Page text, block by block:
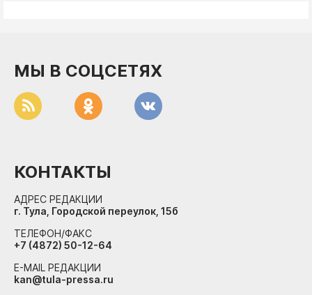
МЫ В СОЦСЕТЯХ
КОНТАКТЫ
АДРЕС РЕДАКЦИИ
г. Тула, Городской переулок, 15б
ТЕЛЕФОН/ФАКС
+7 (4872) 50-12-64
E-MAIL РЕДАКЦИИ
kan@tula-pressa.ru